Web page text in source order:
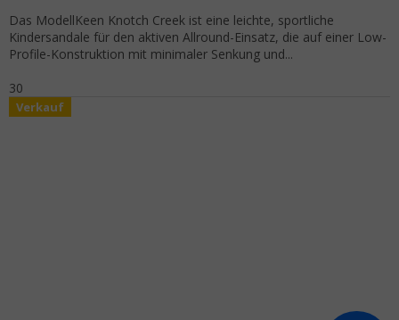
Das ModellKeen Knotch Creek ist eine leichte, sportliche
Kindersandale für den aktiven Allround-Einsatz, die auf einer Low-
Profile-Konstruktion mit minimaler Senkung und...
30
Verkauf